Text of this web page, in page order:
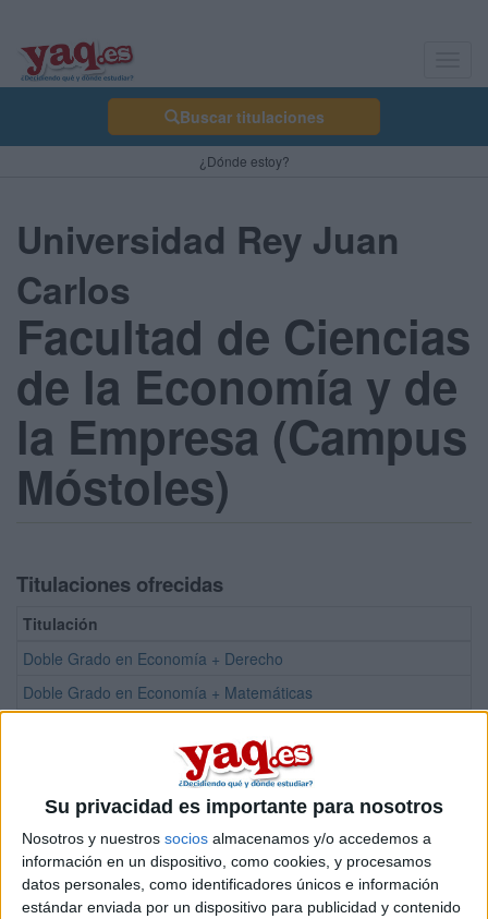
Su privacidad es importante para nosotros
Nosotros y nuestros socios almacenamos y/o accedemos a
información en un dispositivo, como cookies, y procesamos
datos personales, como identificadores únicos e información
estándar enviada por un dispositivo para publicidad y contenido
Buscar titulaciones
¿Dónde estoy?
Universidad Rey Juan
Carlos
Facultad de Ciencias
de la Economía y de
la Empresa (Campus
Móstoles)
Titulaciones ofrecidas
Titulación
Doble Grado en Economía + Derecho
Doble Grado en Economía + Matemáticas
Doble Grado en Economía Financiera y Actuarial + Economía
Grado en Economía
Grado en Economía Financiera y Actuarial
Grado en Marketing
Doble Grado en Administración y Dirección de Empresas +